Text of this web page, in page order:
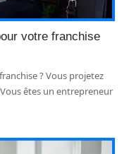
votre franchise
? Vous projetez
êtes un entrepreneur